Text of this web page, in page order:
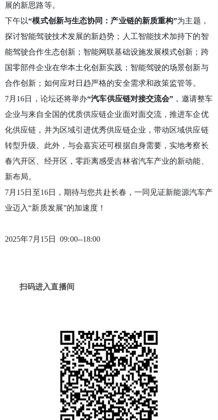
展的新思路等。
下午以“模式创新与生态协同：产业链的新质重构”为主题，
探讨智能驾驶技术发展的新趋势；人工智能技术加持下的智
能驾驶合作生态创新；智能网联基础设施发展模式创新；跨
国零部件企业在华本土化创新实践；智能驾驶的场景创新与
合作创新；如何应对日趋严格的安全需求和政策监管等。
7月16日，论坛还将举办“汽车供应链对接交流会” ，邀请整车
企业与来自全国的优质供应链企业面对面交流，推进车企优
化供应链，并为区域引进优秀供应链企业，带动区域供应链
转型升级。此外，与会嘉宾还可根据自身需要，实地考察长
春汽开区、经开区，零距离感受吉林省汽车产业的新动能、
新布局。
7月15日至16日，期待与您共赴长春，一同见证新能源汽车产
业迈入“新质发展”的加速度！
2025年7月15日 09:00--18:00
扫码进入直播间